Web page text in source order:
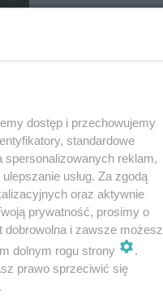
dostęp i przechowujemy
standardowe
spersonalizowanych reklam,
usług. Za zgodą
oraz aktywnie
prywatność, prosimy o
dobrowolna i zawsze możesz
dolnym rogu strony
.
prawo sprzeciwić się